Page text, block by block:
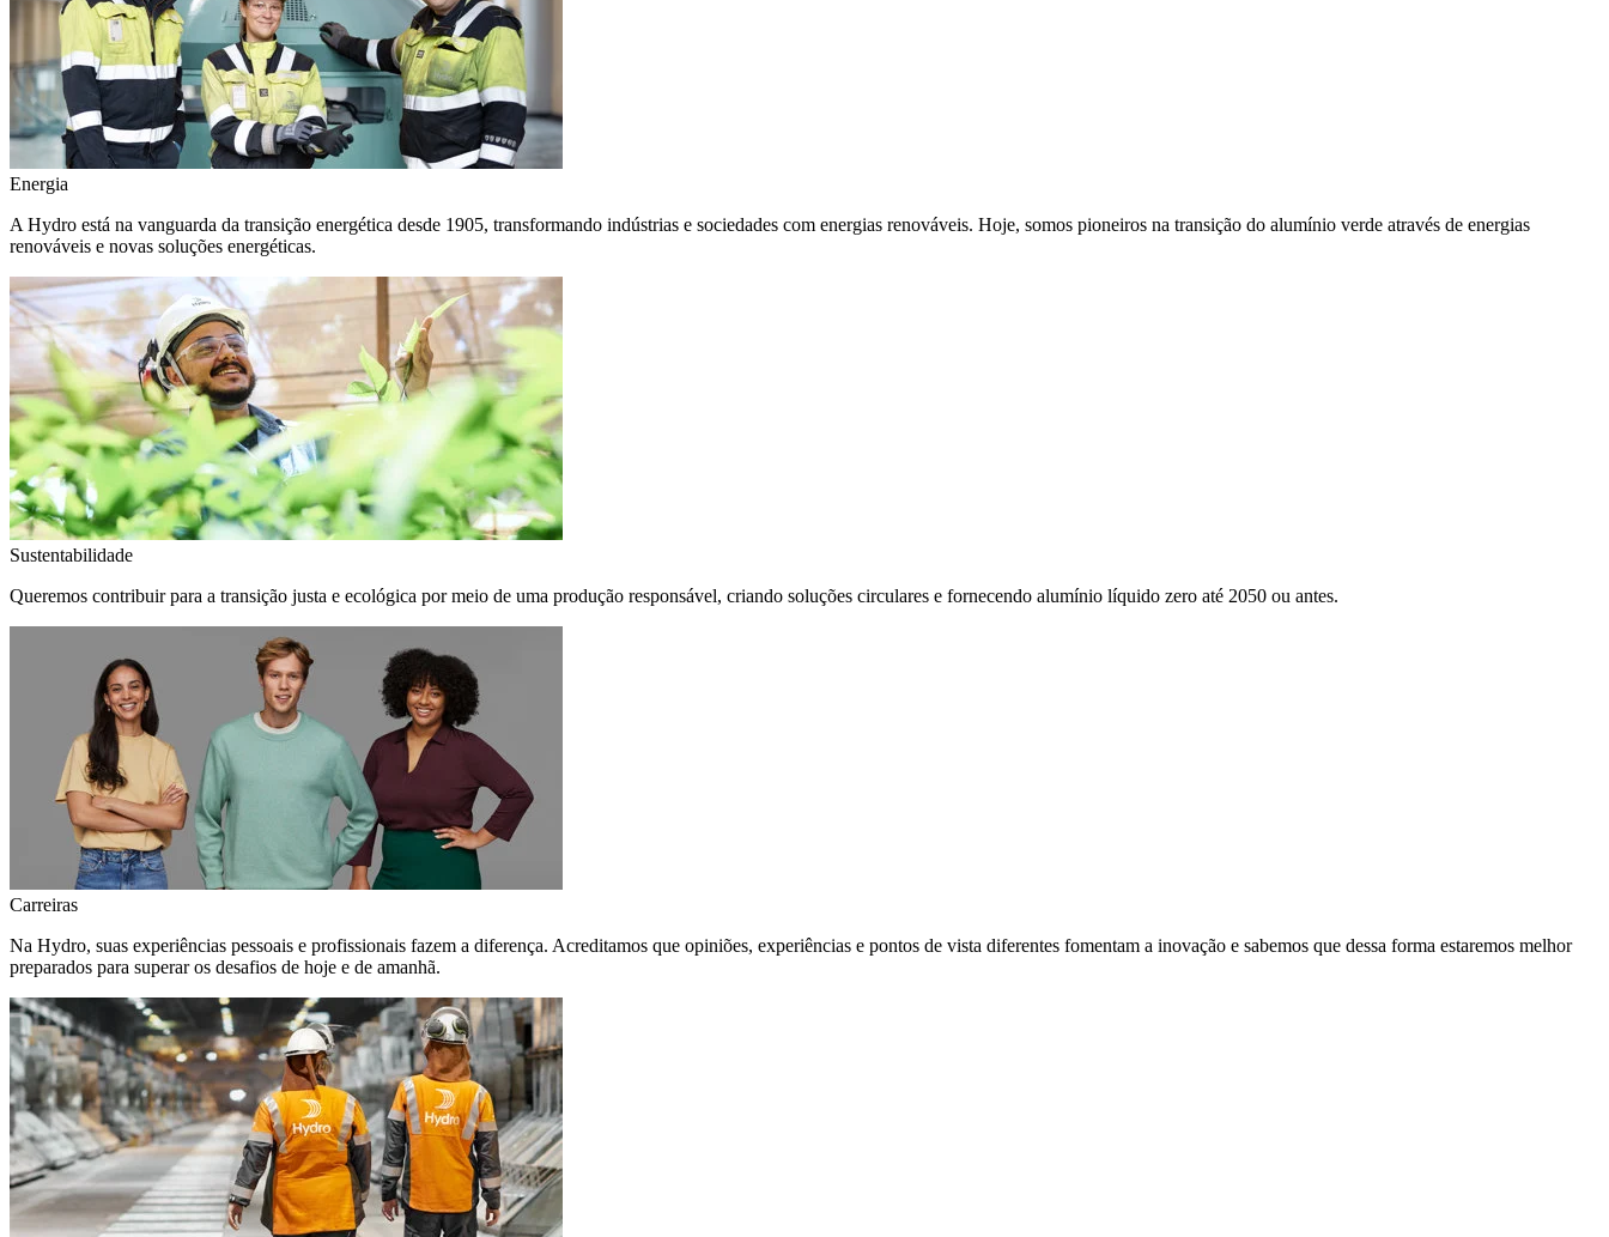
Energia
A Hydro está na vanguarda da transição energética desde 1905, transformando indústrias e sociedades com energias renováveis. Hoje, somos pioneiros na transição do alumínio verde através de energias
renováveis e novas soluções energéticas.
Sustentabilidade
Queremos contribuir para a transição justa e ecológica por meio de uma produção responsável, criando soluções circulares e fornecendo alumínio líquido zero até 2050 ou antes.
Carreiras
Na Hydro, suas experiências pessoais e profissionais fazem a diferença. Acreditamos que opiniões, experiências e pontos de vista diferentes fomentam a inovação e sabemos que dessa forma estaremos melhor
preparados para superar os desafios de hoje e de amanhã.